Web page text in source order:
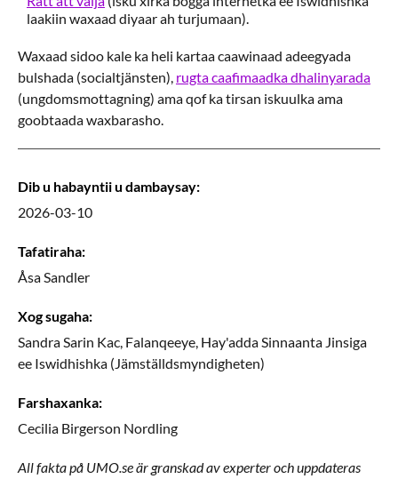
laakiin waxaad diyaar ah turjumaan).
Waxaad sidoo kale ka heli kartaa caawinaad adeegyada
bulshada (socialtjänsten), rugta caafimaadka dhalinyarada
(ungdomsmottagning) ama qof ka tirsan iskuulka ama
goobtaada waxbarasho.
Dib u habayntii u dambaysay:
2026-03-10
Tafatiraha:
ÅsaSandler
Xog sugaha:
SandraSarin Kac, Falanqeeye, Hay'adda Sinnaanta Jinsiga
ee Iswidhishka (Jämställdsmyndigheten)
Farshaxanka:
Cecilia Birgerson Nordling
All fakta på UMO.se är granskad av experter och uppdateras